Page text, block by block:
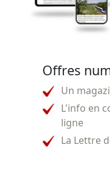
Offres
Un
L'info en
ligne
La Lettre